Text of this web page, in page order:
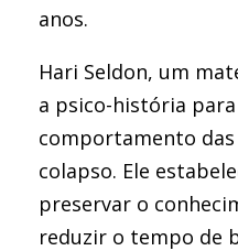
anos.
Hari Seldon, um
a psico-história
comportamento das
colapso. Ele
preservar o
reduzir o tempo de